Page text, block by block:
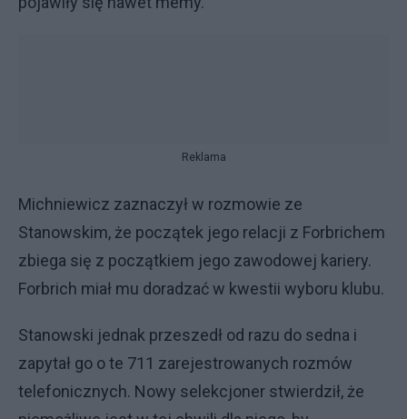
Reklama
Michniewicz zaznaczył w rozmowie ze
Stanowskim, że początek jego relacji z Forbrichem
zbiega się z początkiem jego zawodowej kariery.
Forbrich miał mu doradzać w kwestii wyboru klubu.
Stanowski jednak przeszedł od razu do sedna i
zapytał go o te 711 zarejestrowanych rozmów
telefonicznych. Nowy selekcjoner stwierdził, że